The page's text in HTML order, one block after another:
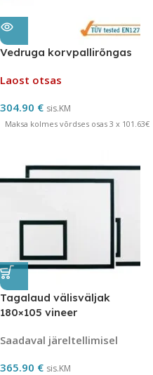
Vedruga korvpallirõngas
Laost otsas
304.90 € sis.KM
Maksa kolmes võrdses osas 3 x 101.63€
Tagalaud välisväljak
180×105 vineer
Saadaval järeltellimisel
365.90 € sis.KM